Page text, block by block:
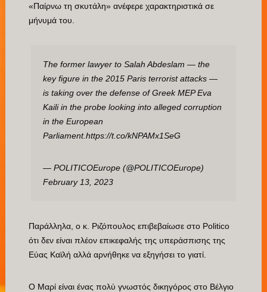
«Παίρνω τη σκυτάλη» ανέφερε χαρακτηριστικά σε
μήνυμά του.
The former lawyer to Salah Abdeslam — the
key figure in the 2015 Paris terrorist attacks —
is taking over the defense of Greek MEP Eva
Kaili in the probe looking into alleged corruption
in the European
Parliament.https://t.co/kNPAMx1SeG
— POLITICOEurope (@POLITICOEurope)
February 13, 2023
Παράλληλα, ο κ. Ριζόπουλος επιβεβαίωσε στο Politico
ότι δεν είναι πλέον επικεφαλής της υπεράσπισης της
Εύας Καϊλή αλλά αρνήθηκε να εξηγήσει το γιατί.
Ο Μαρί είναι ένας πολύ γνωστός δικηγόρος στο Βέλγιο